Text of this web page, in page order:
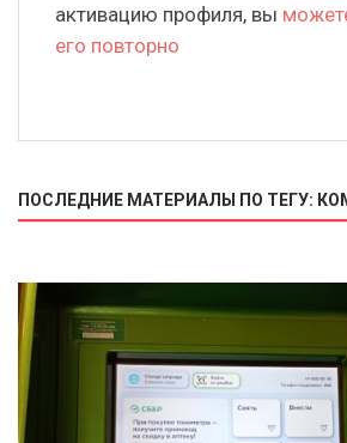
активацию профиля, вы
его повторно
ПОСЛЕДНИЕ МАТЕРИАЛЫ ПО ТЕГУ: